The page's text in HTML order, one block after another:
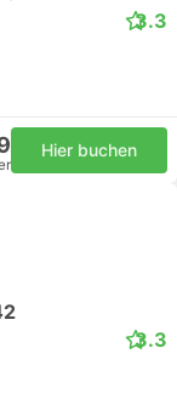
3.3
Hier buchen
3.3